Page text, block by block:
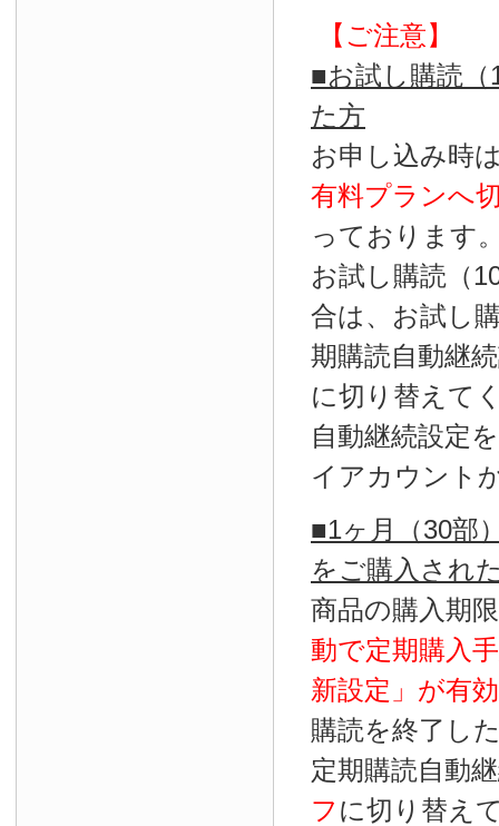
【ご注意】
■お試し購読
た方
お申し込み時
有料プランへ
っております
お試し購読（
合は、お試し
期購読自動継
に切り替えて
自動継続設定
イアカウント
■1ヶ月（30部
をご購入され
商品の購入期
動で定期購入
新設定」が有効
購読を終了し
定期購読自動
フ に切り替え